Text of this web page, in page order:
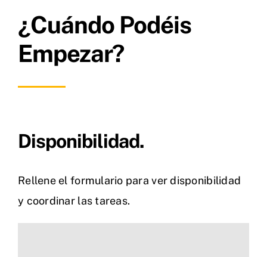
¿Cuándo Podéis
Empezar?
Disponibilidad.
Rellene el formulario para ver disponibilidad
y coordinar las tareas.